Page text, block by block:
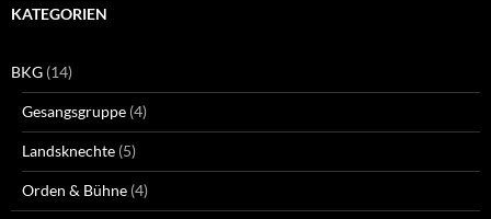
KATEGORIEN
BKG (14)
Gesangsgruppe (4)
Landsknechte (5)
Orden & Bühne (4)